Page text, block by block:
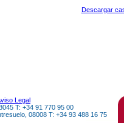
Descargar
Legal
T: +34 91 770 95 00
08008 T: +34 93 488 16 75